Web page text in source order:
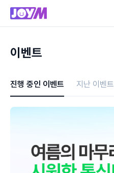
이벤트
진행 중인 이벤트 지난 이벤트